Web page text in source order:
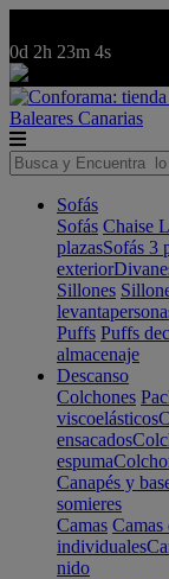
0d 2h 23m 4s
Baleares Canarias
Sofás
Sofás Chaise
plazasSofás 3
exterior
Sillones
Puffs Puffs
almacenaje
Descanso
Colchones
viscoelásticos
ensacados
espuma
Canapés y
somieres
Camas
individuales
nido